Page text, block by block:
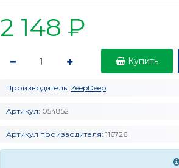
2 148 ₽
Купить
Производитель: ZeepDeep
Артикул: 054852
Артикул производителя: 116726